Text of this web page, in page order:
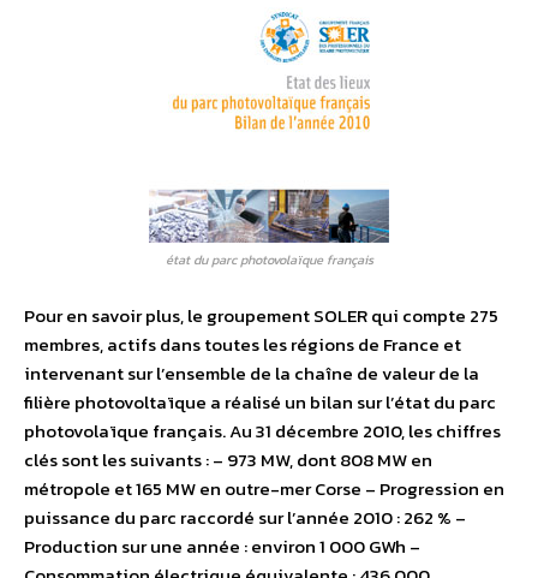
état du parc photovolaïque français
Pour en savoir plus, le groupement SOLER qui compte 275
membres, actifs dans toutes les régions de France et
intervenant sur l’ensemble de la chaîne de valeur de la
filière photovoltaïque a réalisé un bilan sur l’état du parc
photovolaïque français. Au 31 décembre 2010, les chiffres
clés sont les suivants : – 973 MW, dont 808 MW en
métropole et 165 MW en outre-mer Corse – Progression en
puissance du parc raccordé sur l’année 2010 : 262 % –
Production sur une année : environ 1 000 GWh –